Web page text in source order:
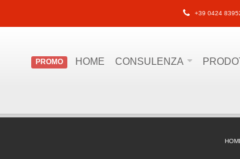
+39 0424
PROMO HOME CONSULENZA